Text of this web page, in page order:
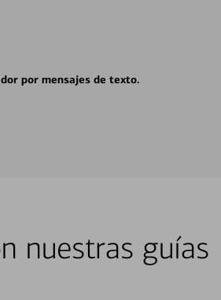
por mensajes de texto.
nuestras guías